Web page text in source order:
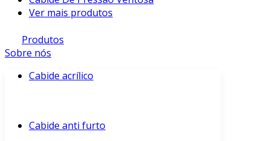
Ver mais produtos
Produtos
Sobre nós
Cabide acrílico
Cabide anti furto